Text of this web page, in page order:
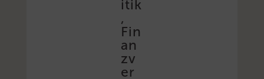
itik
,
Fin
an
zv
er